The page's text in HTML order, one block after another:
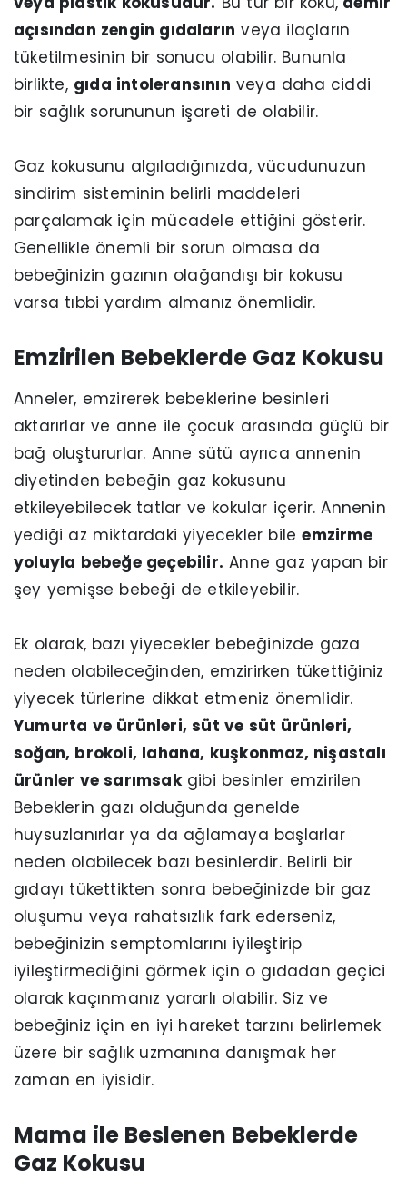
açısından zengin gıdaların veya ilaçların
tüketilmesinin bir sonucu olabilir. Bununla
birlikte, gıda intoleransının veya daha ciddi
bir sağlık sorununun işareti de olabilir.
Gaz kokusunu algıladığınızda, vücudunuzun
sindirim sisteminin belirli maddeleri
parçalamak için mücadele ettiğini gösterir.
Genellikle önemli bir sorun olmasa da
bebeğinizin gazının olağandışı bir kokusu
varsa tıbbi yardım almanız önemlidir.
Emzirilen Bebeklerde Gaz Kokusu
Anneler, emzirerek bebeklerine besinleri
aktarırlar ve anne ile çocuk arasında güçlü bir
bağ oluştururlar. Anne sütü ayrıca annenin
diyetinden bebeğin gaz kokusunu
etkileyebilecek tatlar ve kokular içerir. Annenin
yediği az miktardaki yiyecekler bileemzirme
yoluyla bebeğe geçebilir. Anne gaz yapan bir
şey yemişse bebeği de etkileyebilir.
Ek olarak, bazı yiyecekler bebeğinizde gaza
neden olabileceğinden, emzirirken tükettiğiniz
yiyecek türlerine dikkat etmeniz önemlidir.
Yumurta ve ürünleri, süt ve süt ürünleri,
soğan, brokoli, lahana, kuşkonmaz, nişastalı
ürünler ve sarımsakgibi besinler emzirilen
Bebeklerin gazı olduğunda genelde
huysuzlanırlar ya da ağlamaya başlarlar
neden olabilecek bazı besinlerdir. Belirli bir
gıdayı tükettikten sonra bebeğinizde bir gaz
oluşumu veya rahatsızlık fark ederseniz,
bebeğinizin semptomlarını iyileştirip
iyileştirmediğini görmek için o gıdadan geçici
olarak kaçınmanız yararlı olabilir. Siz ve
bebeğiniz için en iyi hareket tarzını belirlemek
üzere bir sağlık uzmanına danışmak her
zaman en iyisidir.
Mama ile Beslenen Bebeklerde
Gaz Kokusu